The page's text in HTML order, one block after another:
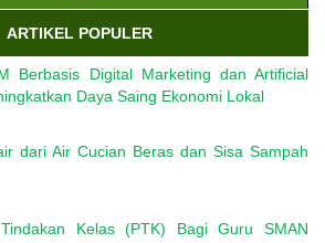
ARTIKEL POPULER
Berbasis Digital Marketing dan Artificial
Daya Saing Ekonomi Lokal
dari Air Cucian Beras dan Sisa Sampah
Kelas (PTK) Bagi Guru SMAN